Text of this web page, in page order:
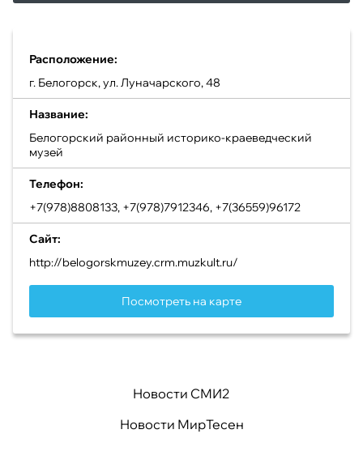
Расположение:
г. Белогорск, ул. Луначарского, 48
Название:
Белогорский районный историко-краеведческий
музей
Телефон:
+7(978)8808133, +7(978)7912346, +7(36559)96172
Сайт:
http://belogorskmuzey.crm.muzkult.ru/
Посмотреть на карте
Новости СМИ2
Новости МирТесен